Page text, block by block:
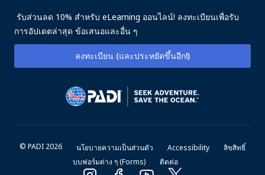
รับส่วนลด 10% สำหรับ eLearning ออนไลน์! ลงทะเบียนเพื่อรับ
การอัปเดตล่าสุด ข้อเสนอและอื่น ๆ
ลงทะเบียน (และประหยัดขึ้นอีก!)
© PADI 2026 นโยบายความเป็นส่วนตัว Accessibility
ลิขสิทธิ์
บบฟอร์มต่าง ๆ (Forms)
ติดต่อ